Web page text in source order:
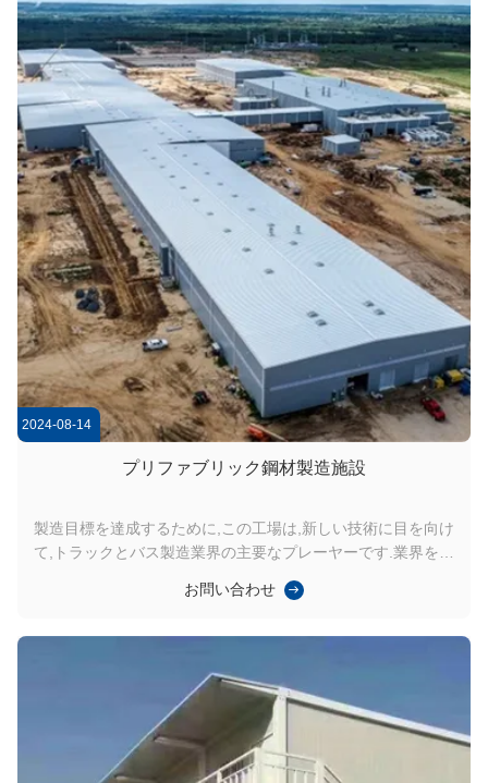
します. 屋根と壁の覆面は,持ち上げを防ぐためにしっかりと固
定されています.空気動力学プロファイルは風荷の影響を最小
限に抑えるASCE7やユーロコード1のような国際コードに準拠
しています. 広範囲 の 能力 ポータルフレーム設計の特徴の一
つは,内...
2024-08-14
プリファブリック鋼材製造施設
製造目標を達成するために,この工場は,新しい技術に目を向け
て,トラックとバス製造業界の主要なプレーヤーです.業界をリ
製造施設です 施設には多くのもの,車体工房,塗装工房総組装店
お問い合わせ